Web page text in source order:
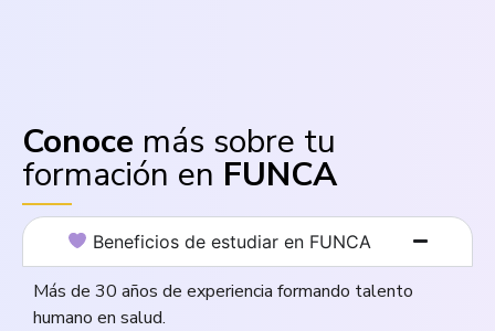
Conoce más sobre tu
formación en FUNCA
Beneficios de estudiar en FUNCA
Más de 30 años de experiencia formando talento
humano en salud.